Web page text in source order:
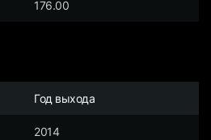
176.00
Год выхода
2014